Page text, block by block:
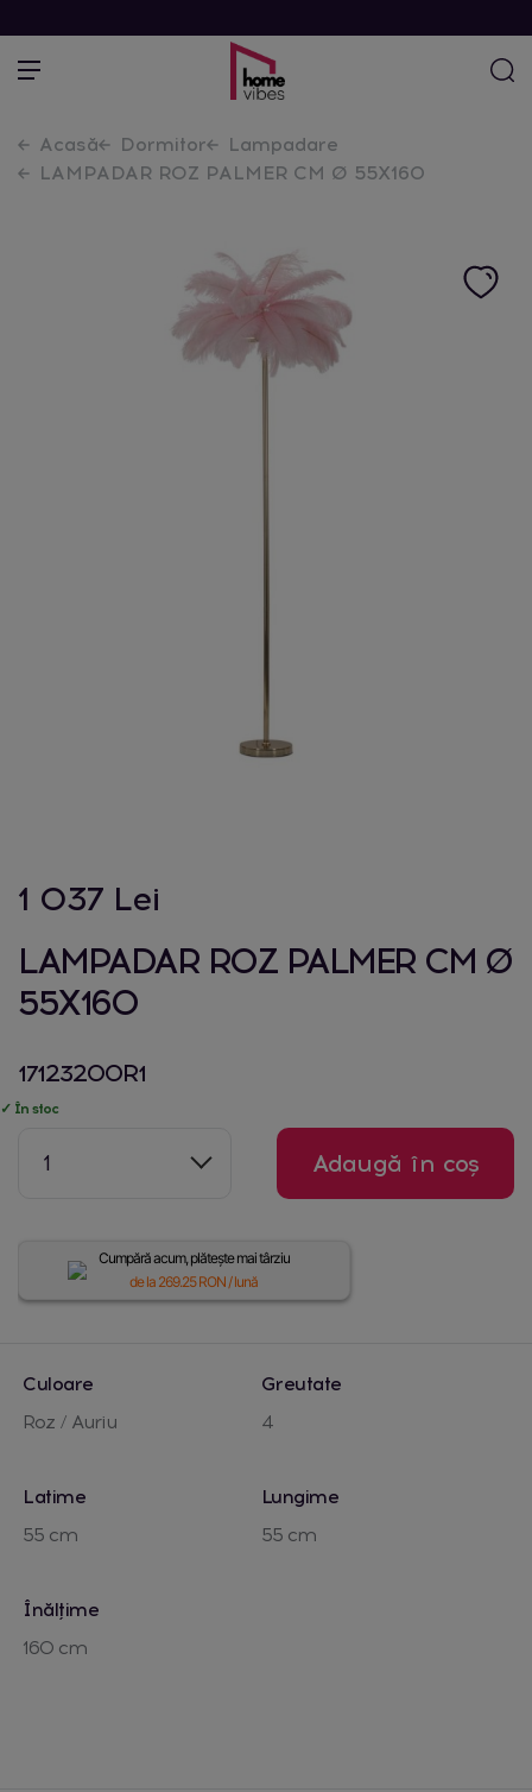
Acasă Dormitor
Lampadare
LAMPADAR ROZ PALMER CM Ø 55X160
1 037 Lei
LAMPADAR ROZ PALMER CM Ø
55X160
17123200R1
✓ În stoc
1 Adaugă în coș
Cumpără acum, plătește mai târziu
de la 269.25RON / lună
Culoare
Roz / Auriu
Greutate
4
Latime
55 cm
Lungime
55 cm
Înălțime
160 cm